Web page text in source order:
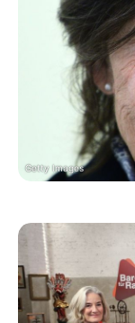
Getty Images